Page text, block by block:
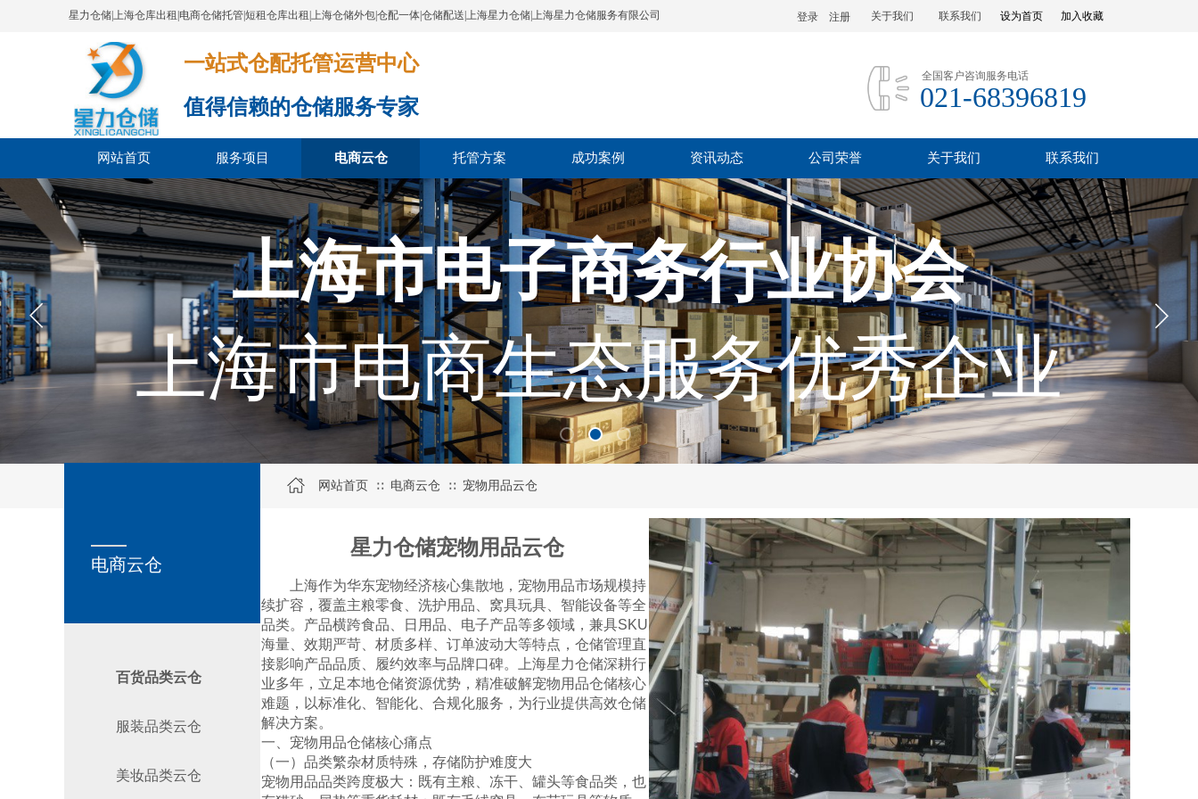
星力仓储|上海仓库出租|电商仓储托管|短租仓库出租|上海仓储外包|仓配一体|仓储配送|上海星力仓储|上海星力仓储服务有限公司 设为首页 加入收藏
登录 注册 联系我们
关于我们
一站式仓配托管运营中心​​​​​​​​​​​​​​​​​
值得信赖的仓储服务专家
全国客户咨询服务电话
021-68396819
网站首页 服务项目 电商云仓 托管方案 成功案例 资讯动态 公司荣誉 关于我们 联系我们
上海市电子商务行业协会
上海市电商生态服务优秀企业
美妆品类云仓
服装品类云仓
百货品类云仓
关于我们
电商云仓
网站首页 ∷ 电商云仓 ∷ 宠物用品云仓
星力仓储宠物用品云仓
上海作为华东宠物经济核心集散地，宠物用品市场规模持
续扩容，覆盖主粮零食、洗护用品、窝具玩具、智能设备等全
品类。产品横跨食品、日用品、电子产品等多领域，兼具SKU
海量、效期严苛、材质多样、订单波动大等特点，仓储管理直
接影响产品品质、履约效率与品牌口碑。上海星力仓储深耕行
业多年，立足本地仓储资源优势，精准破解宠物用品仓储核心
难题，以标准化、智能化、合规化服务，为行业提供高效仓储
解决方案。
一、宠物用品仓储核心痛点
（一）品类繁杂材质特殊，存储防护难度大
宠物用品品类跨度极大：既有主粮、冻干、罐头等食品类，也